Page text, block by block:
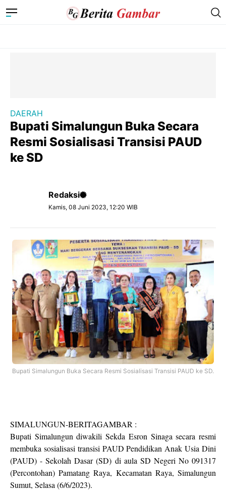
DAERAH
Bupati Simalungun Buka Secara
Resmi Sosialisasi Transisi PAUD
ke SD
Redaksi
Kamis, 08 Juni 2023, 12:20 WIB
Bupati Simalungun Buka Secara Resmi Sosialisasi Transisi PAUD ke SD.
SIMALUNGUN-BERITAGAMBAR :
Bupati Simalungun diwakili Sekda Esron Sinaga secara resmi
membuka sosialisasi transisi PAUD Pendidikan Anak Usia Dini
(PAUD) - Sekolah Dasar (SD) di aula SD Negeri No 091317
(Percontohan) Pamatang Raya, Kecamatan Raya, Simalungun
Sumut, Selasa (6/6/2023).